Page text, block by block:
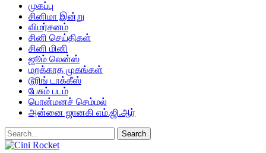
முகப்பு
சினிமா இன்று
விமர்சனம்
சினி செய்திகள்
சினி மினி
ஜூம் லென்ஸ்
மறக்காத முகங்கள்
டூரிங் டாக்கீஸ்
பேசும் படம்
பொன்மனச் செம்மல்
அன்னை ஜானகி எம்.ஜி.ஆர்